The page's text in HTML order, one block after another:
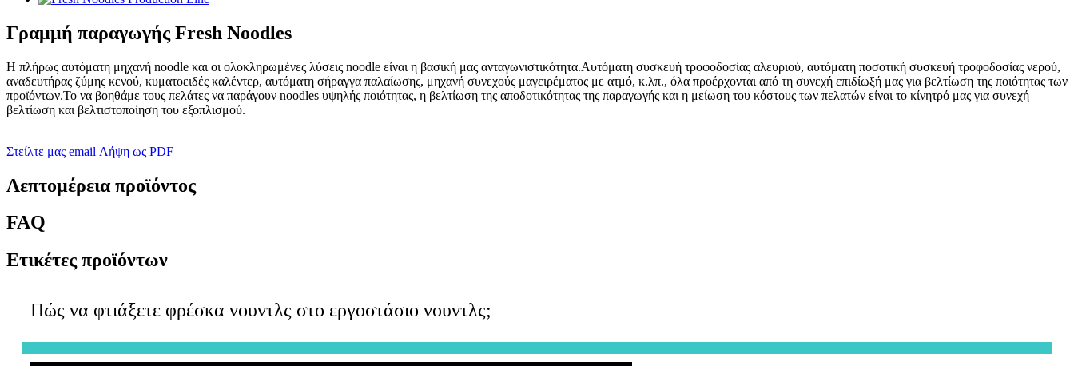
Γραμμή παραγωγής Fresh Noodles
Η πλήρως αυτόματη μηχανή noodle και οι ολοκληρωμένες λύσεις noodle είναι η βασική μας ανταγωνιστικότητα.Αυτόματη συσκευή τροφοδοσίας αλευριού, αυτόματη ποσοτική συσκευή τροφοδοσίας νερού,
αναδευτήρας ζύμης κενού, κυματοειδές καλέντερ, αυτόματη σήραγγα παλαίωσης, μηχανή συνεχούς μαγειρέματος με ατμό, κ.λπ., όλα προέρχονται από τη συνεχή επιδίωξή μας για βελτίωση της ποιότητας των
προϊόντων.Το να βοηθάμε τους πελάτες να παράγουν noodles υψηλής ποιότητας, η βελτίωση της αποδοτικότητας της παραγωγής και η μείωση του κόστους των πελατών είναι το κίνητρό μας για συνεχή
βελτίωση και βελτιστοποίηση του εξοπλισμού.
Στείλτε μας email Λήψη ως PDF
Λεπτομέρεια προϊόντος
FAQ
Ετικέτες προϊόντων
Πώς να φτιάξετε φρέσκα νουντλς στο εργοστάσιο νουντλς;